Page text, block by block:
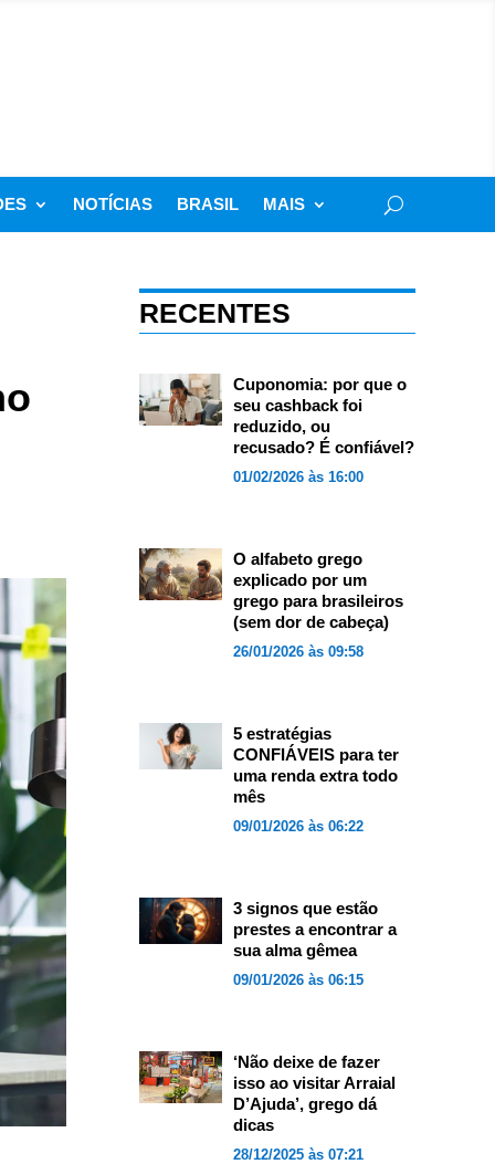
NOTÍCIAS BRASIL MAIS
RECENTES
Cuponomia: por que o
seu cashback foi
reduzido, ou
recusado? É confiável?
01/02/2026 às 16:00
O alfabeto grego
explicado por um
grego para brasileiros
(sem dor de cabeça)
26/01/2026 às 09:58
5 estratégias
CONFIÁVEIS para ter
uma renda extra todo
mês
09/01/2026 às 06:22
3 signos que estão
prestes a encontrar a
sua alma gêmea
09/01/2026 às 06:15
‘Não deixe de fazer
isso ao visitar Arraial
D’Ajuda’, grego dá
dicas
28/12/2025 às 07:21